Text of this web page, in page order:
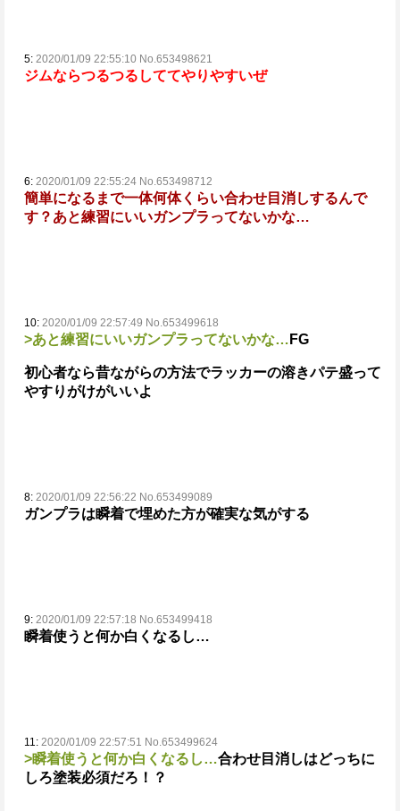
5: 2020/01/09 22:55:10 No.653498621
ジムならつるつるしててやりやすいぜ
6: 2020/01/09 22:55:24 No.653498712
簡単になるまで一体何体くらい合わせ目消しするんで
す？ あと練習にいいガンプラってないかな…
10: 2020/01/09 22:57:49 No.653499618
>あと練習にいいガンプラってないかな… FG
初心者なら昔ながらの方法でラッカーの溶きパテ盛って
やすりがけがいいよ
8: 2020/01/09 22:56:22 No.653499089
ガンプラは瞬着で埋めた方が確実な気がする
9: 2020/01/09 22:57:18 No.653499418
瞬着使うと何か白くなるし…
11: 2020/01/09 22:57:51 No.653499624
>瞬着使うと何か白くなるし…合わせ目消しはどっちに
しろ塗装必須だろ！？